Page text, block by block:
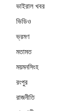
ভাইরাল খবর
ভিডিও
ভ্রমণ
মতামত
ময়মনসিংহ
রংপুর
রাজনীতি